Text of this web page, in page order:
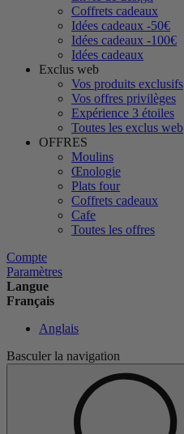
Coffrets cadeaux
Idées cadeaux -50€
Idées cadeaux -100€
Idées cadeaux
Exclus web
Vos produits exclusifs
Vos offres privilèges
Expérience 3 étoiles
Toutes les exclus web
OFFRES
Moulins
Œnologie
Plats four
Coffrets cadeaux
Cafe
Toutes les offres
Compte
Paramètres
Langue
Français
Anglais
Basculer la navigation